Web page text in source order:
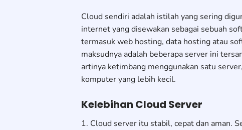
Cloud sendiri adalah istilah yang sering
internet yang disewakan sebagai sebuah
termasuk web hosting, data hosting atau
maksudnya adalah beberapa server ini
artinya ketimbang menggunakan satu
komputer yang lebih kecil.
Kelebihan Cloud Server
1. Cloud server itu stabil, cepat dan aman.